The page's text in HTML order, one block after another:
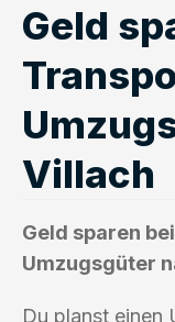
Geld
Villach
Geld sparen
Umzugsgüter
Du planst einen